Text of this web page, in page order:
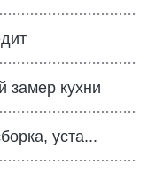
замер кухни
уста...